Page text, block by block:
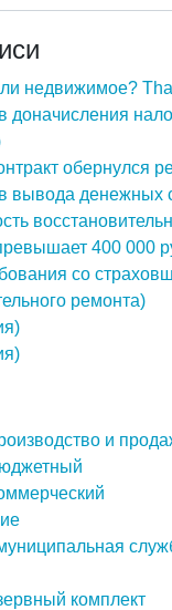
недвижимое?
доначисления
обернулся
вывода денежных
400 000
со
ремонта)
и
комплект